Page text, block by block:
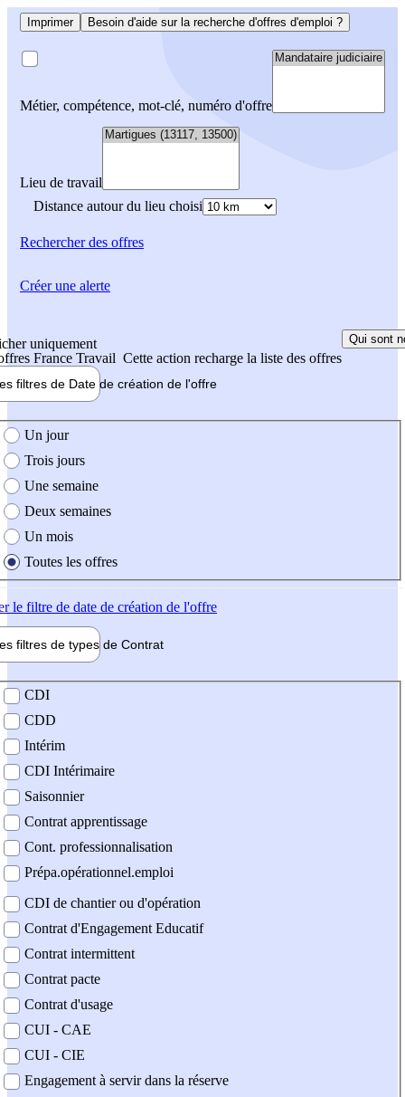
Imprimer Besoin d'aide sur la recherche d'offres d'emploi ?
Métier, compétence, mot-clé, numéro d'offre
Lieu de travail
Distance autour du lieu choisi
Rechercherdes offres
uniquement
France Travail Cette action recharge la liste des offres
Qui sont
filtres de Date de création de l'offre
création de l'offre
Un jour
Trois jours
Une semaine
Deux semaines
Un mois
Toutes les offres
le filtre de date de création de l'offre
filtres de types de Contrat
contrat
CDI
CDD
Intérim
CDI Intérimaire
Saisonnier
Contrat apprentissage
Cont. professionnalisation
Prépa.opérationnel.emploi
CDI de chantier ou d'opération
Contrat d'Engagement Educatif
Contrat intermittent
Contrat pacte
Contrat d'usage
CUI - CAE
CUI - CIE
Engagement à servir dans la réserve
Créer une alerte